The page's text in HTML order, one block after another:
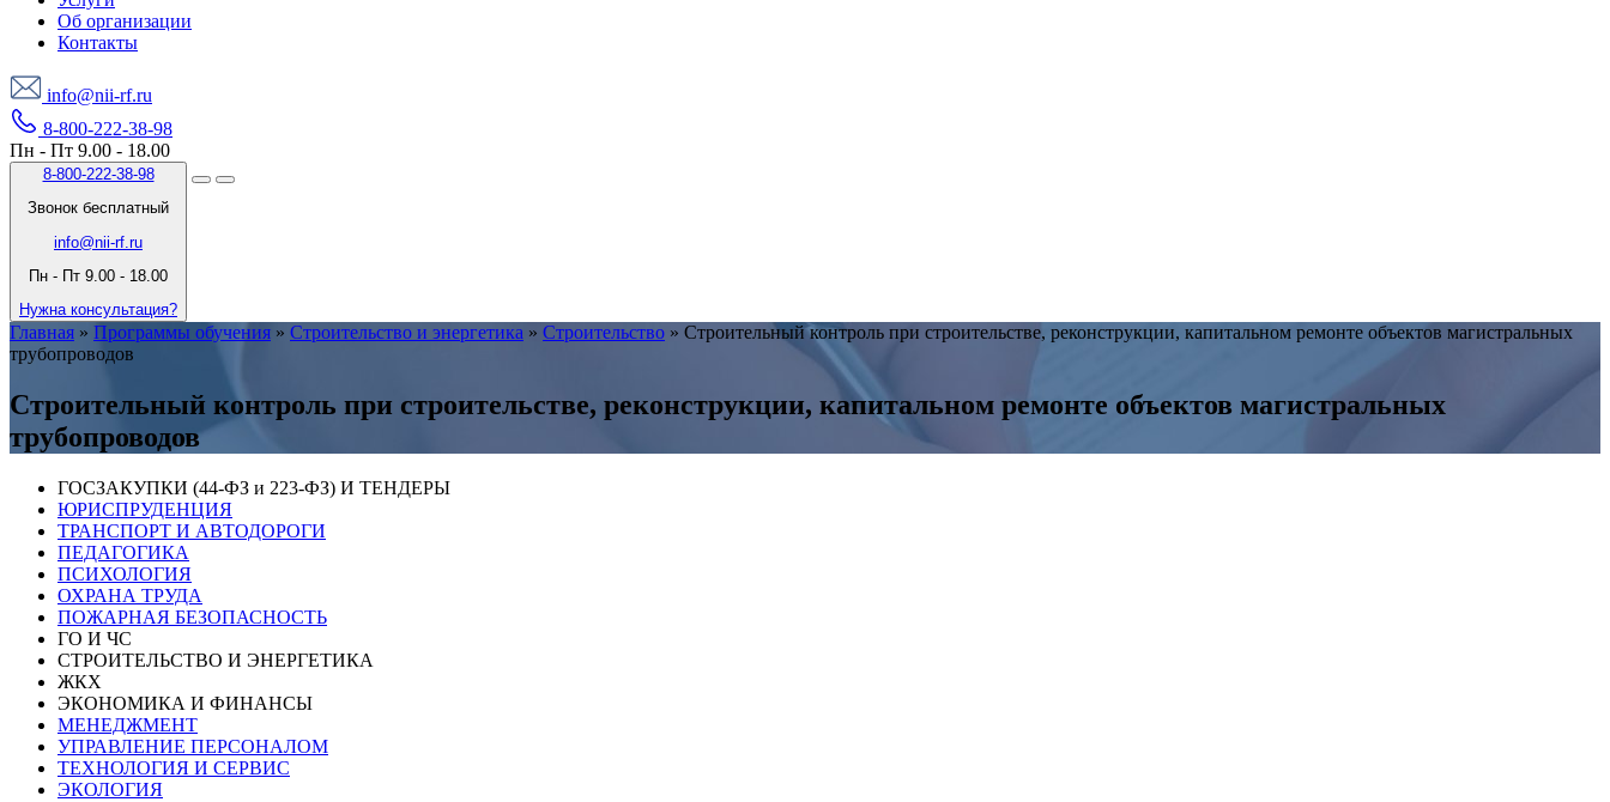
Об организации
Контакты
info@nii-rf.ru
8-800-222-38-98
Пн - Пт 9.00 - 18.00
8-800-222-38-98
Звонок бесплатный
info@nii-rf.ru
Пн - Пт 9.00 - 18.00
Нужна консультация?
Главная » Программы обучения » Строительство и энергетика » Строительство » Строительный контроль при строительстве, реконструкции, капитальном ремонте объектов магистральных
трубопроводов
Строительный контроль при строительстве, реконструкции, капитальном ремонте объектов магистральных
трубопроводов
ГОСЗАКУПКИ (44-ФЗ и 223-ФЗ) И ТЕНДЕРЫ
ЮРИСПРУДЕНЦИЯ
ТРАНСПОРТ И АВТОДОРОГИ
ПЕДАГОГИКА
ПСИХОЛОГИЯ
ОХРАНА ТРУДА
ПОЖАРНАЯ БЕЗОПАСНОСТЬ
ГО И ЧС
СТРОИТЕЛЬСТВО И ЭНЕРГЕТИКА
ЖКХ
ЭКОНОМИКА И ФИНАНСЫ
МЕНЕДЖМЕНТ
УПРАВЛЕНИЕ ПЕРСОНАЛОМ
ТЕХНОЛОГИЯ И СЕРВИС
ЭКОЛОГИЯ